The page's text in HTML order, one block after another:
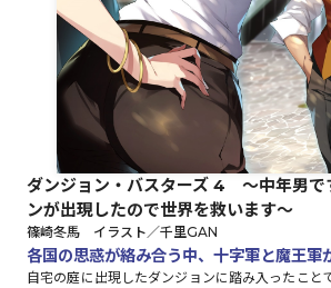
ロサージュノベルス
コミックガルド
コミッククリエ
ダンジョン・バスターズ 4 ～中年男で
ンが出現したので世界を救います～
篠崎冬馬 イラスト／千里GAN
各国の思惑が絡み合う中、十字軍と魔王軍
自宅の庭に出現したダンジョンに踏み入ったこと